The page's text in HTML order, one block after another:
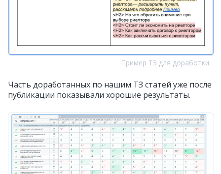
Пример ТЗ для доработки
Часть доработанных по нашим ТЗ статей уже после
публикации показывали хорошие результаты.